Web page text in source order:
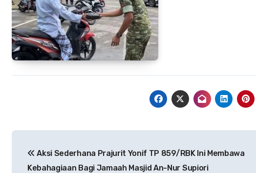
pos Aksi Sederhana Prajurit Yonif TP 859/RBK Ini Membawa
Kebahagiaan Bagi Jamaah Masjid An-Nur Supiori